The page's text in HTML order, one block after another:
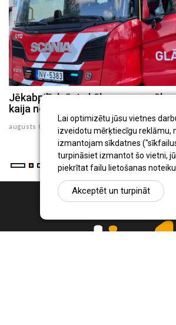
Lai optimizētu jūsu vietnes
izveidotu mērķtiecīgu reklāmu,
izmantojam sīkdatnes
turpināsiet izmantot šo vietni,
piekrītat failu lietošanas
Akceptēt un turpināt
Jēkabpilī dzēsts kūlas ugunsgrēks
kaija no 30 metru augsta torņa
augusts 05 , 2026